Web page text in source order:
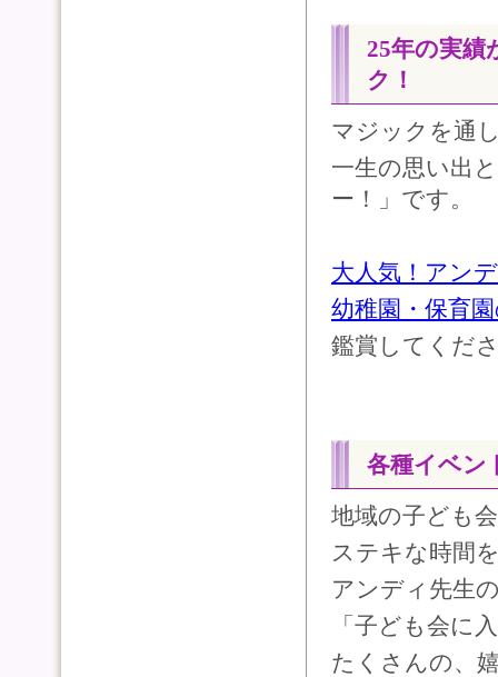
25年の実績
ク！
マジックを通
一生の思い出
ー！」です。
大人気！アン
幼稚園・保育
鑑賞してくだ
各種イベン
地域の子ども
ステキな時間
アンディ先生
「子ども会に
たくさんの、